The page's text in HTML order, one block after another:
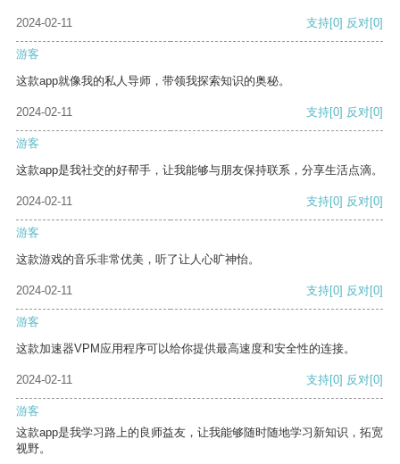
2024-02-11 支持[0] 反对[0]
游客
这款app就像我的私人导师，带领我探索知识的奥秘。
2024-02-11 支持[0] 反对[0]
游客
这款app是我社交的好帮手，让我能够与朋友保持联系，分享生活点滴。
2024-02-11 支持[0] 反对[0]
游客
这款游戏的音乐非常优美，听了让人心旷神怡。
2024-02-11 支持[0] 反对[0]
游客
这款加速器VPM应用程序可以给你提供最高速度和安全性的连接。
2024-02-11 支持[0] 反对[0]
游客
这款app是我学习路上的良师益友，让我能够随时随地学习新知识，拓宽
视野。